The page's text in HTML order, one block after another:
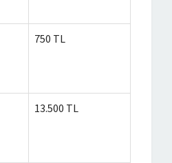
750 TL
13.500 TL